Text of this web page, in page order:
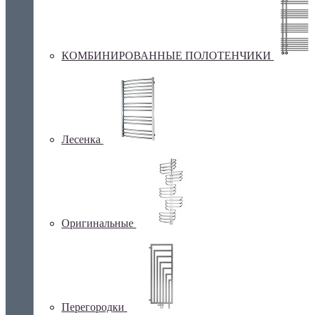
КОМБИНИРОВАННЫЕ ПОЛОТЕНЧИКИ
Лесенка
Оригинальные
Перегородки